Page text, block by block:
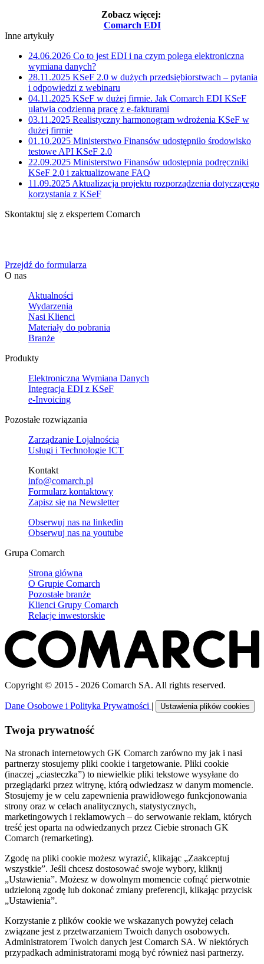
Zobacz więcej:
Comarch EDI
Inne artykuły
24.06.2026 Co to jest EDI i na czym polega elektroniczna
wymiana danych?
28.11.2025 KSeF 2.0 w dużych przedsiębiorstwach – pytania
i odpowiedzi z webinaru
04.11.2025 KSeF w dużej firmie. Jak Comarch EDI KSeF
ułatwia codzienną pracę z e-fakturami
03.11.2025 Realistyczny harmonogram wdrożenia KSeF w
dużej firmie
01.10.2025 Ministerstwo Finansów udostępniło środowisko
testowe API KSeF 2.0
22.09.2025 Ministerstwo Finansów udostępnia podręczniki
KSeF 2.0 i zaktualizowane FAQ
11.09.2025 Aktualizacja projektu rozporządzenia dotyczącego
korzystania z KSeF
Skontaktuj się z ekspertem Comarch
Przejdź do formularza
O nas
Aktualności
Wydarzenia
Nasi Klienci
Materiały do pobrania
Branże
Produkty
Elektroniczna Wymiana Danych
Integracja EDI z KSeF
e-Invoicing
Pozostałe rozwiązania
Zarządzanie Lojalnością
Usługi i Technologie ICT
Kontakt
info@comarch.pl
Formularz kontaktowy
Zapisz się na Newsletter
Obserwuj nas na linkedin
Obserwuj nas na youtube
Grupa Comarch
Strona główna
O Grupie Comarch
Pozostałe branże
Klienci Grupy Comarch
Relacje inwestorskie
Copyright © 2015 - 2026 Comarch SA. All rights reserved.
Dane Osobowe i Polityka Prywatności | Ustawienia plików cookies
Twoja prywatność
Na stronach internetowych GK Comarch zarówno my jak i nasi
partnerzy stosujemy pliki cookie i targetowanie. Pliki cookie
(inaczej „ciasteczka”) to niewielkie pliki tekstowe wysyłane do
przeglądarki przez witrynę, którą odwiedzasz w danym momencie.
Stosujemy je w celu zapewnienia prawidłowego funkcjonowania
strony oraz w celach analitycznych, statystycznych,
marketingowych i reklamowych – do serwowanie reklam, których
treść jest oparta na odwiedzanych przez Ciebie stronach GK
Comarch (remarketing).
Zgodę na pliki cookie możesz wyrazić, klikając „Zaakceptuj
wszystkie”. Jeśli chcesz dostosować swoje wybory, kliknij
„Ustawienia”. Możesz w dowolnym momencie cofnąć pierwotnie
udzieloną zgodę lub dokonać zmiany preferencji, klikając przycisk
„Ustawienia”.
Korzystanie z plików cookie we wskazanych powyżej celach
związane jest z przetwarzaniem Twoich danych osobowych.
Administratorem Twoich danych jest Comarch SA. W niektórych
przypadkach administratorami mogą być również nasi partnerzy.